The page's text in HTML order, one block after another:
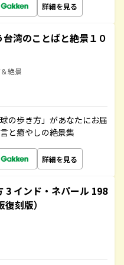
詳細を見る
湾のことばと絶景１０
絶景
の歩き方」があなたにお届
と癒やしの絶景集
詳細を見る
3 インド・ネパール 198
刻版）